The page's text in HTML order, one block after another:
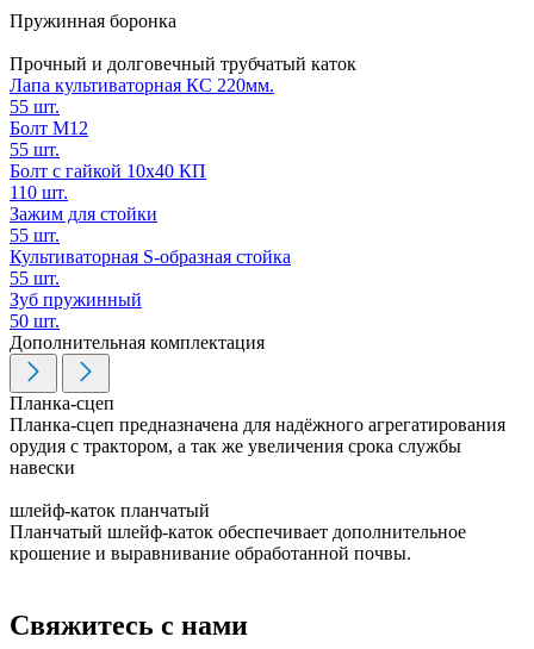
Пружинная боронка
Прочный и долговечный трубчатый каток
Лапа культиваторная КС 220мм.
55 шт.
Болт М12
55 шт.
Болт с гайкой 10х40 КП
110 шт.
Зажим для стойки
55 шт.
Культиваторная S-образная стойка
55 шт.
Зуб пружинный
50 шт.
Дополнительная комплектация
Планка-сцеп
Планка-сцеп предназначена для надёжного агрегатирования
орудия с трактором, а так же увеличения срока службы
навески
шлейф-каток планчатый
Планчатый шлейф-каток обеспечивает дополнительное
крошение и выравнивание обработанной почвы.
Свяжитесь с нами